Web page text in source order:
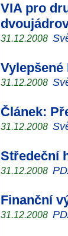
VIA pro
31.12.2008
Vylepšené
31.12.2008
Článek:
31.12.2008
Středeční
31.12.2008
Finanční
31.12.2008